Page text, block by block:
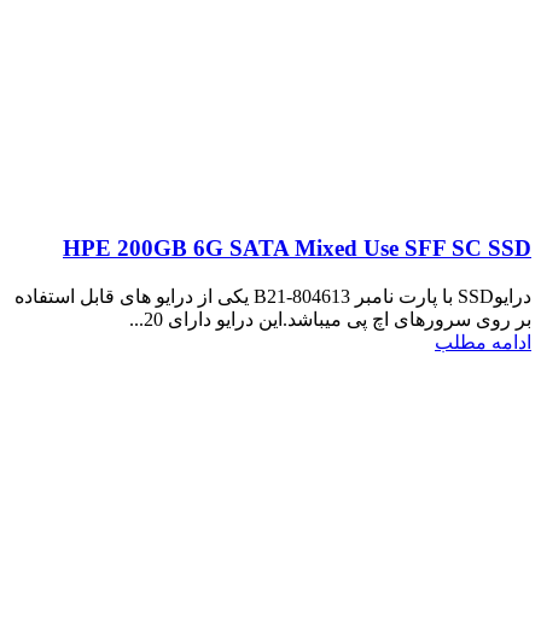
HPE 200GB 6G SATA Mixed Use SFF SC SSD
درایوSSD با پارت نامبر 804613-B21 یکی از درایو های قابل استفاده
بر روی سرورهای اچ پی میباشد.این درایو دارای 20...
ادامه مطلب